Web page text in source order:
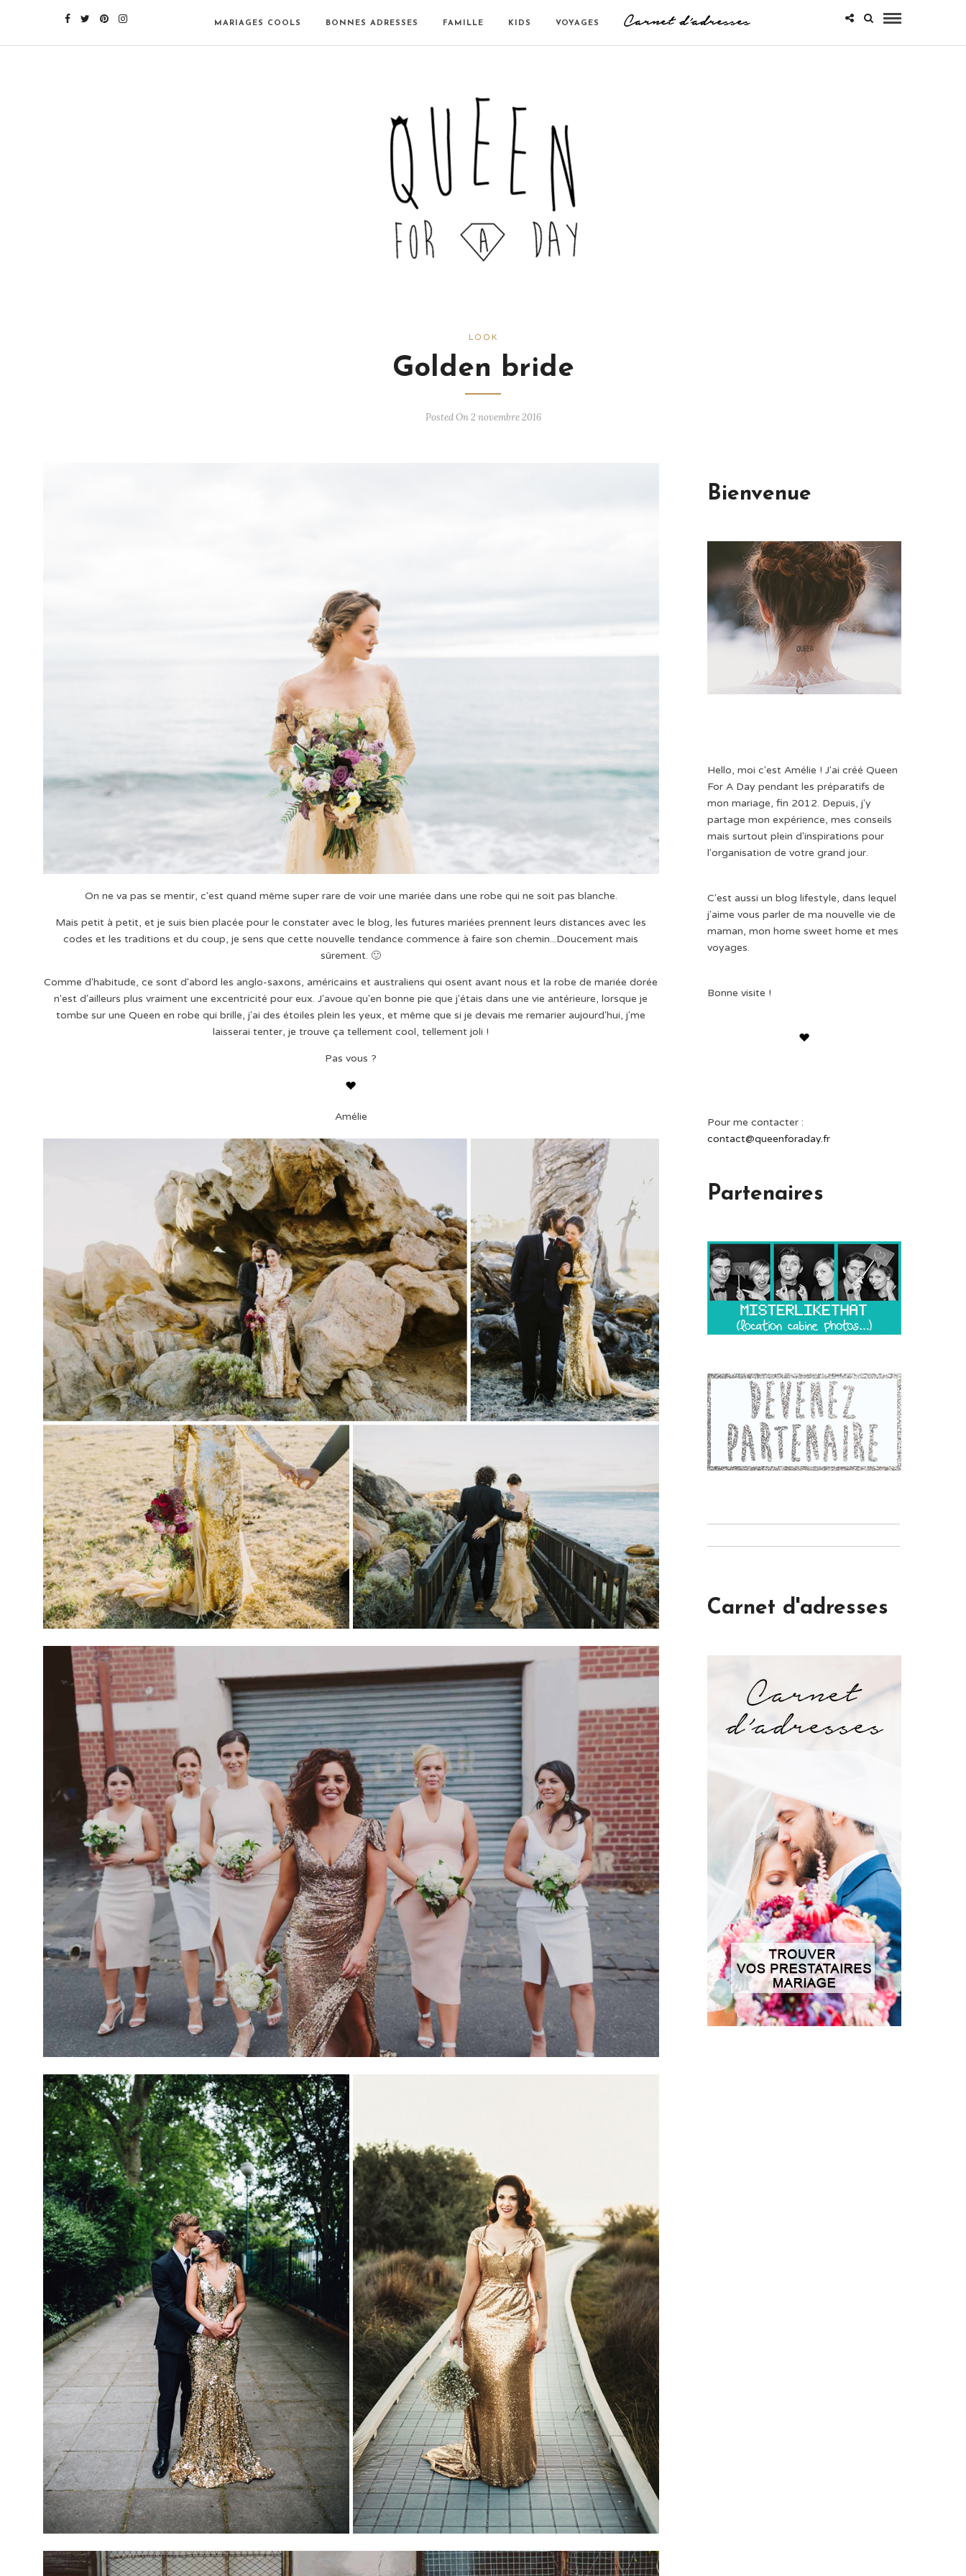
MARIAGES COOLS BONNES ADRESSES FAMILLE KIDS VOYAGES
LOOK
Golden bride
Posted On 2 novembre 2016
On ne va pas se mentir, c'est quand même super rare de voir une mariée dans une robe qui ne soit pas blanche.
Mais petit à petit, et je suis bien placée pour le constater avec le blog, les futures mariées prennent leurs distances avec les
codes et les traditions et du coup, je sens que cette nouvelle tendance commence à faire son chemin...Doucement mais
sûrement. 🙂
Comme d'habitude, ce sont d'abord les anglo-saxons, américains et australiens qui osent avant nous et la robe de mariée dorée
n'est d'ailleurs plus vraiment une excentricité pour eux. J'avoue qu'en bonne pie que j'étais dans une vie antérieure, lorsque je
tombe sur une Queen en robe qui brille, j'ai des étoiles plein les yeux, et même que si je devais me remarier aujourd'hui, j'me
laisserai tenter, je trouve ça tellement cool, tellement joli !
Pas vous ?
Amélie
Bienvenue
Hello, moi c'est Amélie ! J'ai créé Queen
For A Day pendant les préparatifs de
mon mariage, fin 2012. Depuis, j'y
partage mon expérience, mes conseils
mais surtout plein d'inspirations pour
l'organisation de votre grand jour.
C'est aussi un blog lifestyle, dans lequel
j'aime vous parler de ma nouvelle vie de
maman, mon home sweet home et mes
voyages.
Bonne visite !
Pour me contacter :
contact@queenforaday.fr
Partenaires
Carnet d'adresses